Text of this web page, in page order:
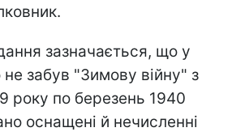
зазначається, що у
не забув "Зимову війну" з
року по березень 1940
оснащені й нечисленні